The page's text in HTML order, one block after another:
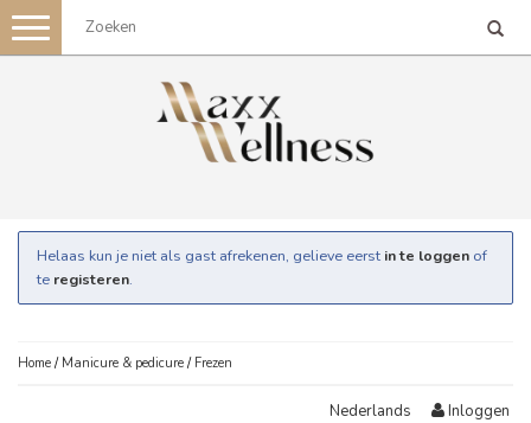
Toggle
navigation
Helaas kun je niet als gast afrekenen, gelieve eerst in te loggen of
te registeren.
Home / Manicure & pedicure / Frezen
Nederlands Inloggen